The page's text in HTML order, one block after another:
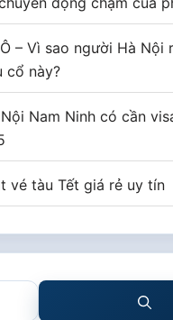
– Vì sao người Hà Nội
cổ này?
Nam Ninh có cần
vé tàu Tết giá rẻ uy tín